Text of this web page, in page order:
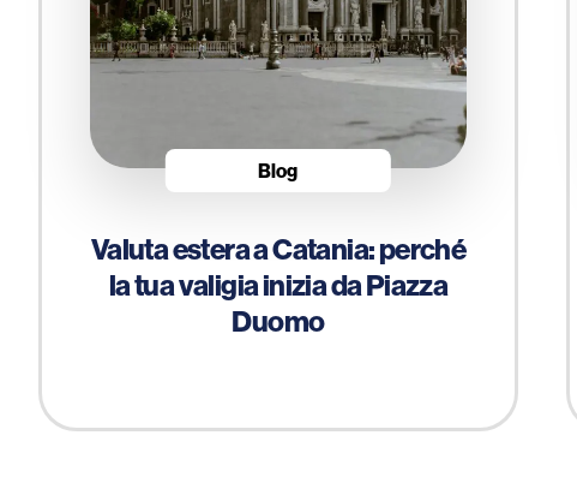
Blog
Valuta estera a Catania: perché
la tua valigia inizia da Piazza
Duomo